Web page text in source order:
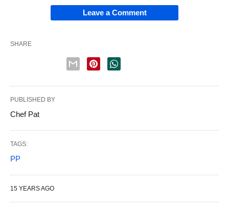
Leave a Comment
SHARE
PUBLISHED BY
Chef Pat
TAGS:
PP
15 YEARS AGO